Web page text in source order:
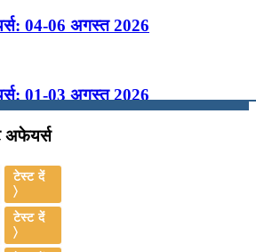
04-06 अगस्त 2026
01-03 अगस्त 2026
28-31 जुलाई 2026
25-27 जुलाई 2026
अफेयर्स
टेस्ट दें
〉
टेस्ट दें
〉